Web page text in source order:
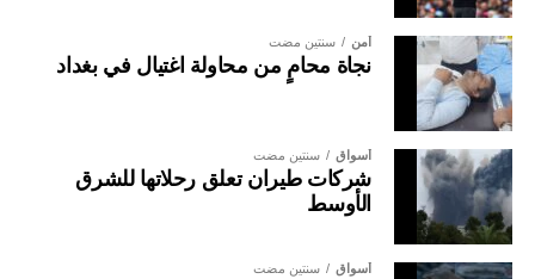
أمن سنتين مضت
نجاة محامٍ من محاولة اغتيال في بغداد
أسواق سنتين مضت
شركات طيران تعلق رحلاتها للشرق
الأوسط
أسواق سنتين مضت